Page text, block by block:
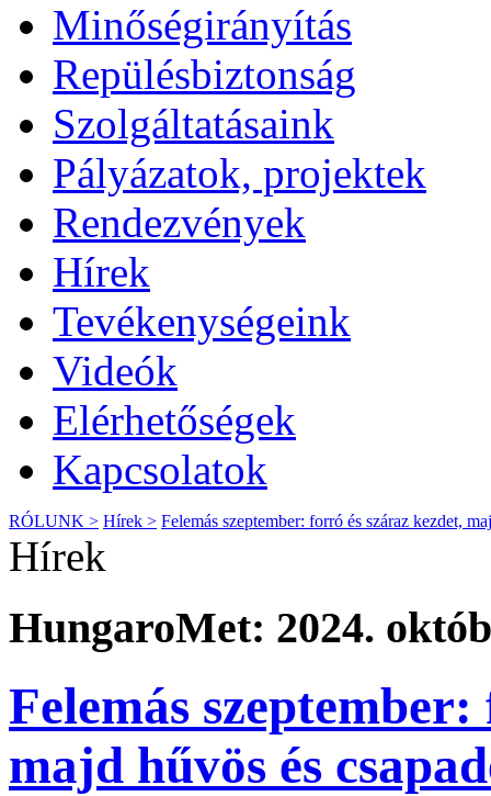
Minőségirányítás
Repülésbiztonság
Szolgáltatásaink
Pályázatok, projektek
Rendezvények
Hírek
Tevékenységeink
Videók
Elérhetőségek
Kapcsolatok
RÓLUNK > Hírek > Felemás szeptember: forró és száraz kezdet,
Hírek
HungaroMet: 2024.
Felemás
majd hűvös és